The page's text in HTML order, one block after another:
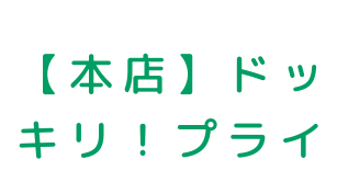
【本店】ドッ
キリ！プライ